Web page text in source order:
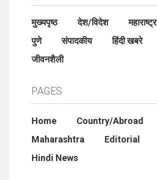
मुख्यपृष्ठ देश/विदेश
महाराष्ट्र
पुणे
संपादकीय
हिंदी खबरे
जीवनशैली
PAGES
Home
Country/Abroad
Maharashtra
Editorial
Hindi News